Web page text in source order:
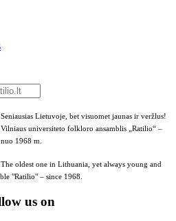
Seniausias Lietuvoje, bet visuomet jaunas ir veržlus!
Vilniaus universiteto folkloro ansamblis „Ratilio“ –
nuo 1968 m.
The oldest one in Lithuania, yet always young and
"Ratilio" – since 1968.
us on